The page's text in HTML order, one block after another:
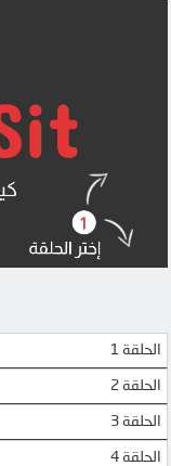
MP4UPLOAD
OK
الحلقة 1
الحلقة 2
الحلقة 3
الحلقة 4